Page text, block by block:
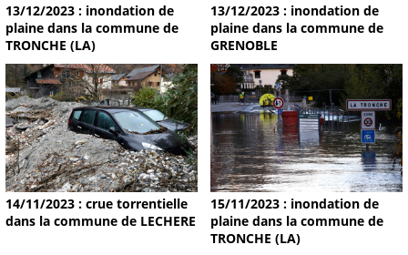
13/12/2023 : inondation de
plaine dans la commune de
TRONCHE (LA)
13/12/2023 : inondation de
plaine dans la commune de
GRENOBLE
14/11/2023 : crue torrentielle
dans la commune de LECHERE
15/11/2023 : inondation de
plaine dans la commune de
TRONCHE (LA)